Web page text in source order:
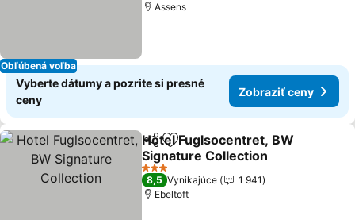
Obľúbená voľba
Assens
Vyberte dátumy a pozrite si presné
ceny
Zobraziť ceny
ZdieľaťPridať do obľúbených
Hotel Fuglsocentret, BW
Signature Collection
3 Počet hviezdičiek
8,5 Vynikajúce
1 941
Ebeltoft